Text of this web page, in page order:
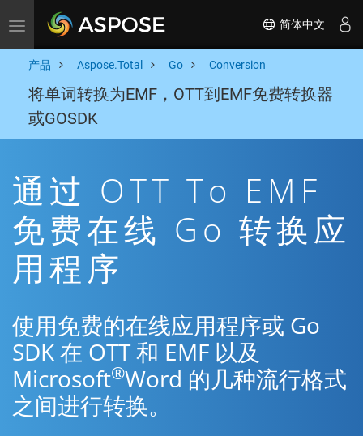
Toggle navigation 简体中文
产品 Aspose.Total Go Conversion
将单词转换为EMF，OTT到EMF免费转换器
或GOSDK
通过 OTT To EMF
免费在线 Go 转换应
用程序
使用免费的在线应用程序或 Go
SDK 在 OTT 和 EMF 以及
Microsoft®Word 的几种流行格式
之间进行转换。